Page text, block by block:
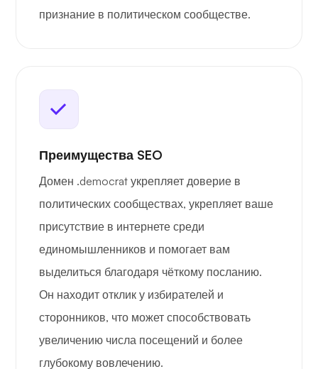
признание в политическом сообществе.
Преимущества SEO
Домен .democrat укрепляет доверие в
политических сообществах, укрепляет ваше
присутствие в интернете среди
единомышленников и помогает вам
выделиться благодаря чёткому посланию.
Он находит отклик у избирателей и
сторонников, что может способствовать
увеличению числа посещений и более
глубокому вовлечению.